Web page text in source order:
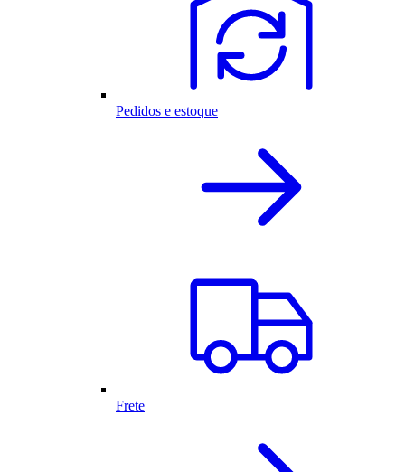
Pedidos e estoque
Frete